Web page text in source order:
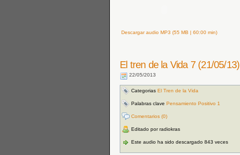
Descargar audio MP3 (55 MB | 60:00 min)
El tren de la Vida 7 (21/05/13)
22/05/2013
Categorias El Tren de la Vida
Palabras clave Pensamiento Positivo 1
Comentarios (0)
Editado por radiokras
Este audio ha sido descargado 843 veces